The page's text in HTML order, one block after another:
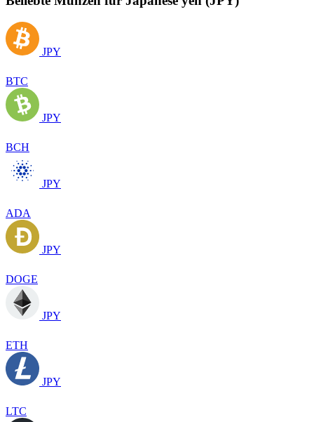
JPY
BTC
JPY
BCH
JPY
ADA
JPY
DOGE
JPY
ETH
JPY
LTC